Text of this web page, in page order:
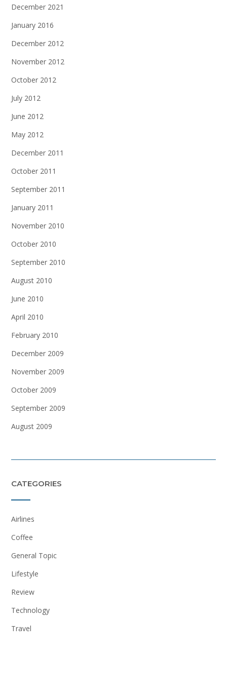
December 2021
January 2016
December 2012
November 2012
October 2012
July 2012
June 2012
May 2012
December 2011
October 2011
September 2011
January 2011
November 2010
October 2010
September 2010
August 2010
June 2010
April 2010
February 2010
December 2009
November 2009
October 2009
September 2009
August 2009
CATEGORIES
Airlines
Coffee
General Topic
Lifestyle
Review
Technology
Travel